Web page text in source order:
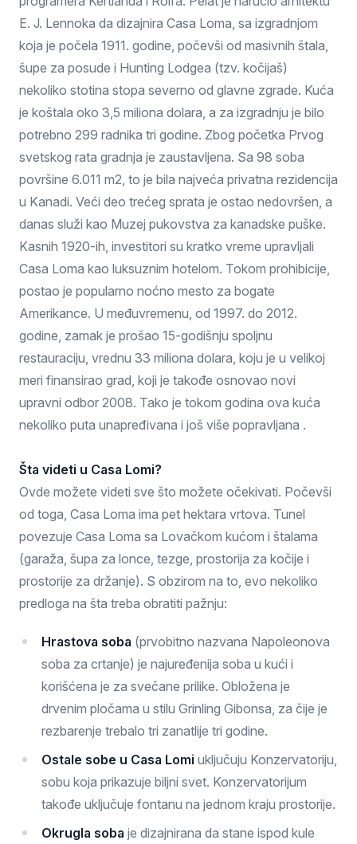
E. J. Lennoka da dizajnira Casa Loma, sa izgradnjom
koja je počela 1911. godine, počevši od masivnih štala,
šupe za posude i Hunting Lodgea (tzv. kočijaš)
nekoliko stotina stopa severno od glavne zgrade. Kuća
je koštala oko 3,5 miliona dolara, a za izgradnju je bilo
potrebno 299 radnika tri godine. Zbog početka Prvog
svetskog rata gradnja je zaustavljena. Sa 98 soba
površine 6.011 m2, to je bila najveća privatna rezidencija
u Kanadi. Veći deo trećeg sprata je ostao nedovršen, a
danas služi kao Muzej pukovstva za kanadske puške.
Kasnih 1920-ih, investitori su kratko vreme upravljali
Casa Loma kao luksuznim hotelom. Tokom prohibicije,
postao je popularno noćno mesto za bogate
Amerikance. U međuvremenu, od 1997. do 2012.
godine, zamak je prošao 15-godišnju spoljnu
restauraciju, vrednu 33 miliona dolara, koju je u velikoj
meri finansirao grad, koji je takođe osnovao novi
upravni odbor 2008. Tako je tokom godina ova kuća
nekoliko puta unapređivana i još više popravljana .
Šta videti u Casa Lomi?
Ovde možete videti sve što možete očekivati. Počevši
od toga, Casa Loma ima pet hektara vrtova. Tunel
povezuje Casa Loma sa Lovačkom kućom i štalama
(garaža, šupa za lonce, tezge, prostorija za kočije i
prostorije za držanje). S obzirom na to, evo nekoliko
predloga na šta treba obratiti pažnju:
Hrastova soba (prvobitno nazvana Napoleonova
soba za crtanje) je najuređenija soba u kući i
korišćena je za svečane prilike. Obložena je
drvenim pločama u stilu Grinling Gibonsa, za čije je
rezbarenje trebalo tri zanatlije tri godine.
Ostale sobe u Casa Lomi uključuju Konzervatoriju,
sobu koja prikazuje biljni svet. Konzervatorijum
takođe uključuje fontanu na jednom kraju prostorije.
Okrugla soba je dizajnirana da stane ispod kule